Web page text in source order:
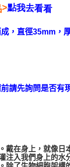
>點我去看看
，直徑35mm，
前請先詢問是否有
戴在身上，就像日
注入我們身上的水